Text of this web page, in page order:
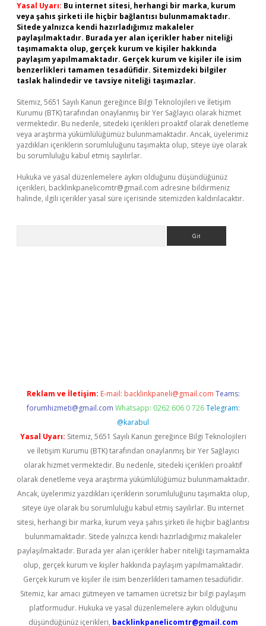
Yasal Uyarı: Bu internet sitesi, herhangi bir marka, kurum
veya şahıs şirketi ile hiçbir bağlantısı bulunmamaktadır.
Sitede yalnızca kendi hazırladığımız makaleler
paylaşılmaktadır. Burada yer alan içerikler haber niteliği
taşımamakta olup, gerçek kurum ve kişiler hakkında
paylaşım yapılmamaktadır. Gerçek kurum ve kişiler ile isim
benzerlikleri tamamen tesadüfidir. Sitemizdeki bilgiler
taslak halindedir ve tavsiye niteliği taşımazlar.
Sitemiz, 5651 Sayılı Kanun gereğince Bilgi Teknolojileri ve İletişim
Kurumu (BTK) tarafından onaylanmış bir Yer Sağlayıcı olarak hizmet
vermektedir. Bu nedenle, sitedeki içerikleri proaktif olarak denetleme
veya araştırma yükümlülüğümüz bulunmamaktadır. Ancak, üyelerimiz
yazdıkları içeriklerin sorumluluğunu taşımakta olup, siteye üye olarak
bu sorumluluğu kabul etmiş sayılırlar.
Hukuka ve yasal düzenlemelere aykırı olduğunu düşündüğünüz
içerikleri, backlinkpanelicomtr@gmail.com adresine bildirmeniz
halinde, ilgili içerikler yasal süre içerisinde sitemizden kaldırılacaktır.
Reklam ve İletişim: E-mail: backlinkpaneli@gmail.com Teams:
forumhizmeti@gmail.com Whatsapp: 0262 606 0 726 Telegram:
@karabul
Yasal Uyarı: Sitemiz, 5651 Sayılı Kanun gereğince Bilgi Teknolojileri
ve İletişim Kurumu (BTK) tarafından onaylanmış bir Yer Sağlayıcı
olarak hizmet vermektedir. Bu nedenle, sitedeki içerikleri proaktif
olarak denetleme veya araştırma yükümlülüğümüz bulunmamaktadır.
Ancak, üyelerimiz yazdıkları içeriklerin sorumluluğunu taşımakta olup,
siteye üye olarak bu sorumluluğu kabul etmiş sayılırlar. Bu internet
sitesi, herhangi bir marka, kurum veya şahıs şirketi ile hiçbir bağlantısı
bulunmamaktadır. Sitede yalnızca kendi hazırladığımız makaleler
paylaşılmaktadır. Burada yer alan içerikler haber niteliği taşımamakta
olup, gerçek kurum ve kişiler hakkında paylaşım yapılmamaktadır.
Gerçek kurum ve kişiler ile isim benzerlikleri tamamen tesadüfidir.
Sitemiz, kar amacı gütmeyen ve tamamen ücretsiz bir bilgi paylaşım
platformudur. Hukuka ve yasal düzenlemelere aykırı olduğunu
düşündüğünüz içerikleri, backlinkpanelicomtr@gmail.com